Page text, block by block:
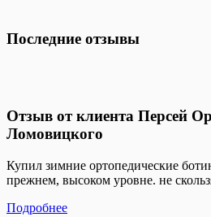
Последние отзывы
Отзыв от клиента Персей
Ломовицкого
Купил зимние ортопедические
прежнем, высоком уровне. не
Подробнее